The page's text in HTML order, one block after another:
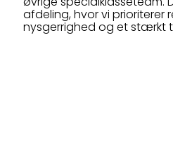
afdeling, hvor vi prioriterer
nysgerrighed og et stærkt